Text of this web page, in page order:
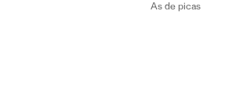
As de picas